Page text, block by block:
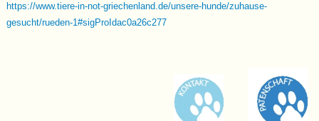
https://www.tiere-in-not-griechenland.de/unsere-hunde/zuhause-
gesucht/rueden-1#sigProIdac0a26c277